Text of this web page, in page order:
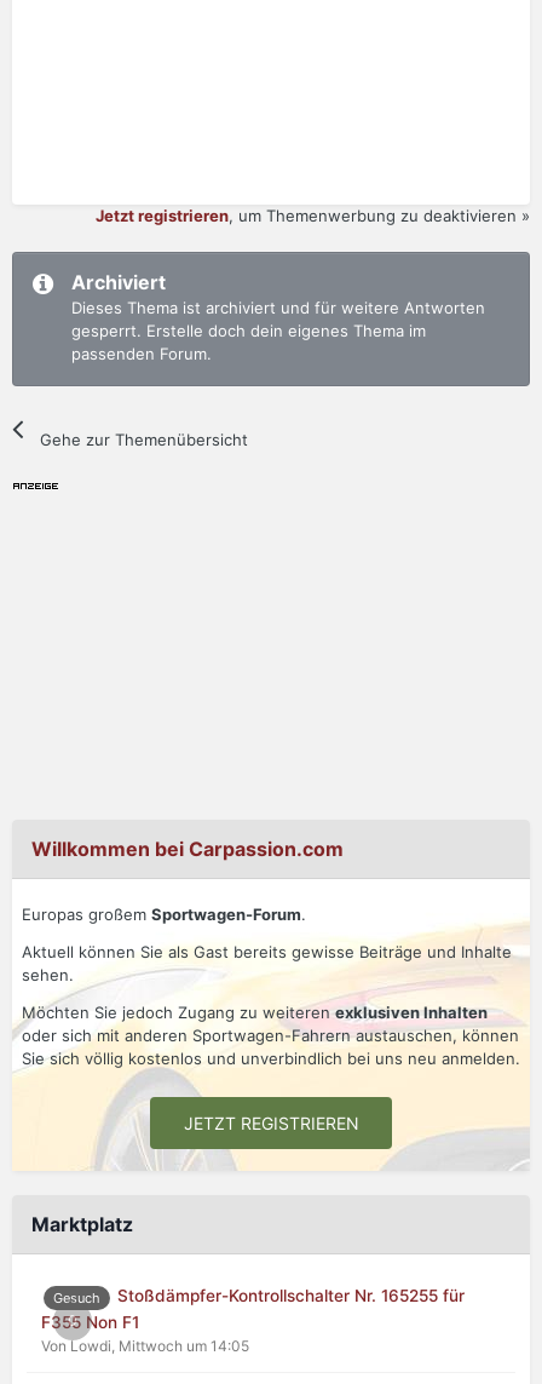
Jetzt registrieren, um Themenwerbung zu deaktivieren »
Archiviert
Dieses Thema ist archiviert und für weitere Antworten
gesperrt. Erstelle doch dein eigenes Thema im
passenden Forum.
Gehe zur Themenübersicht
Willkommen bei Carpassion.com
Europas großem Sportwagen-Forum.
Aktuell können Sie als Gast bereits gewisse Beiträge und Inhalte
sehen.
Möchten Sie jedoch Zugang zu weiterenexklusiven Inhalten
oder sich mit anderen Sportwagen-Fahrern austauschen, können
Sie sich völlig kostenlos und unverbindlich bei uns neu anmelden.
JETZT REGISTRIEREN
Marktplatz
0
Gesuch
Stoßdämpfer-Kontrollschalter Nr. 165255 für
F355 Non F1
Von Lowdi, Mittwoch um 14:05